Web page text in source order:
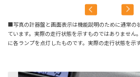
■写真の計器盤と画面表示は機能説明のために通常の
ています。実際の走行状態を示すものではありませ
に各ランプを点灯したものです。実際の走行状態を示